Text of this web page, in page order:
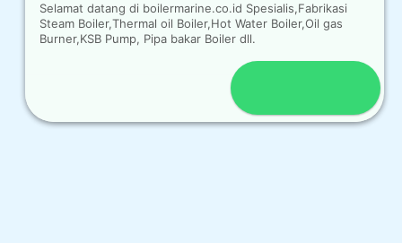
Selamat datang di boilermarine.co.id Spesialis,Fabrikasi
Steam Boiler,Thermal oil Boiler,Hot Water Boiler,Oil gas
Burner,KSB Pump, Pipa bakar Boiler dll.